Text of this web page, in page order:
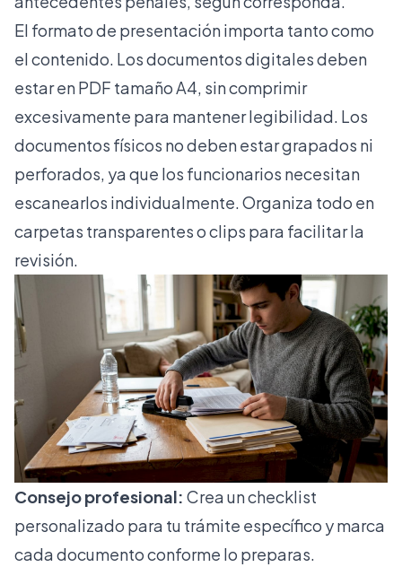
El formato de presentación importa tanto como
el contenido. Los documentos digitales deben
estar en PDF tamaño A4, sin comprimir
excesivamente para mantener legibilidad. Los
documentos físicos no deben estar grapados ni
perforados, ya que los funcionarios necesitan
escanearlos individualmente. Organiza todo en
carpetas transparentes o clips para facilitar la
revisión.
Consejo profesional: Crea un checklist
personalizado para tu trámite específico y marca
cada documento conforme lo preparas.